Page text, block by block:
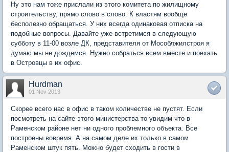
Ну это нам тоже прислали из этого комитета по жилищному
строительству, прямо слово в слово. К властям вообще
бесполезно обращаться. У них всегда одинаковая отписка на
подобные вопросы. Давайте уже встретимся в следующую
субботу в 11-00 возле ДК, представителя от Мособлжилстроя я
думаю мы не дождемся. Нужно собраться всем вместе и поехать
в Островцы в их офис.
Hurdman
01 Nov 2013
Скорее всего нас в офис в таком количестве не пустят. Если
посмотреть на сайте этого министерства то увидим что в
Раменском районе нет ни одного проблемного объекта. Все
построены вовремя. А на самом деле их только в самом
Раменском штук пять. Можно будет сходить в гости в